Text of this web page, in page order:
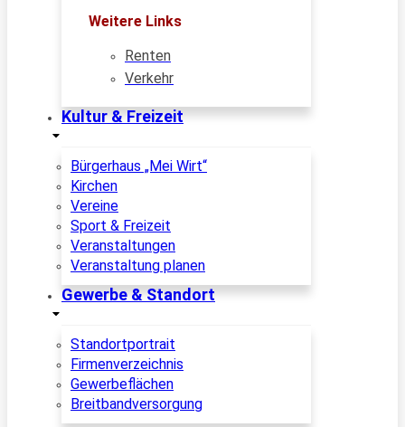
Weitere Links
Renten
Verkehr
Kultur & Freizeit
Bürgerhaus „Mei Wirt“
Kirchen
Vereine
Sport & Freizeit
Veranstaltungen
Veranstaltung planen
Gewerbe & Standort
Standortportrait
Firmenverzeichnis
Gewerbeflächen
Breitbandversorgung